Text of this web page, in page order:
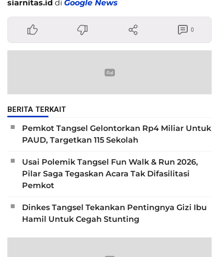
siarnitas.id di Google News
0
BERITA TERKAIT
Pemkot Tangsel Gelontorkan Rp4 Miliar Untuk
PAUD, Targetkan 115 Sekolah
Usai Polemik Tangsel Fun Walk & Run 2026,
Pilar Saga Tegaskan Acara Tak Difasilitasi
Pemkot
Dinkes Tangsel Tekankan Pentingnya Gizi Ibu
Hamil Untuk Cegah Stunting